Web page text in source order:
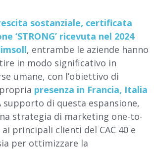
sostanziale, certificata
‘STRONG’ ricevuta nel 2024
, entrambe le aziende hanno
in modo significativo in
umane, con l’obiettivo di
presenza in Francia, Italia
supporto di questa espansione,
strategia di marketing one-to-
principali clienti del CAC 40 e
per ottimizzare la